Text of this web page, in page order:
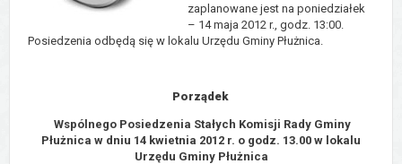
zaplanowane jest na poniedziałek
– 14 maja 2012 r., godz. 13:00.
Posiedzenia odbędą się w lokalu Urzędu Gminy Płużnica.
Porządek
Wspólnego Posiedzenia Stałych Komisji Rady Gminy
Płużnica w dniu 14 kwietnia 2012 r. o godz. 13.00 w lokalu
Urzędu Gminy Płużnica